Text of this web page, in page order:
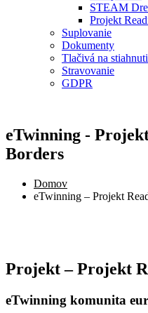
STEAM
Projekt
Suplovanie
Dokumenty
Tlačivá na
Stravovanie
GDPR
eTwinning -
Borders
Domov
eTwinning – Projekt
Projekt – Projekt
eTwinning komunita